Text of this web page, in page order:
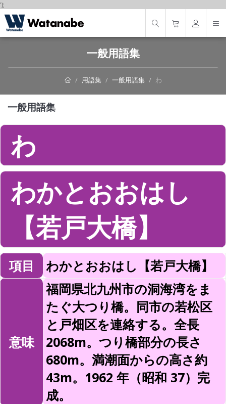
');
一般用語集
用語集 一般用語集 わ
一般用語集
わ
わかとおおはし
【若戸大橋】
項目 わかとおおはし【若戸大橋】
意味
福岡県北九州市の洞海湾をま
たぐ大つり橋。同市の若松区
と戸畑区を連絡する。全長
2068m。つり橋部分の長さ
680m。満潮面からの高さ約
43m。1962 年（昭和 37）完
成。